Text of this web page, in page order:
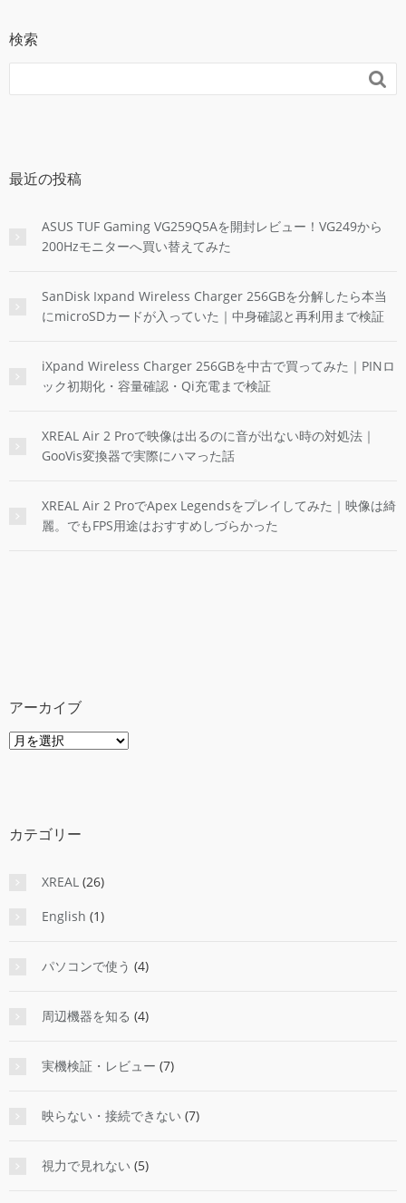
検索

最近の投稿
ASUS TUF Gaming VG259Q5Aを開封レビュー！VG249から
200Hzモニターへ買い替えてみた
SanDisk Ixpand Wireless Charger 256GBを分解したら本当
にmicroSDカードが入っていた｜中身確認と再利用まで検証
iXpand Wireless Charger 256GBを中古で買ってみた｜PINロ
ック初期化・容量確認・Qi充電まで検証
XREAL Air 2 Proで映像は出るのに音が出ない時の対処法｜
GooVis変換器で実際にハマった話
XREAL Air 2 ProでApex Legendsをプレイしてみた｜映像は綺
麗。でもFPS用途はおすすめしづらかった
アーカイブ
ア
カテゴリー
XREAL (26)
English (1)
パソコンで使う (4)
周辺機器を知る (4)
実機検証・レビュー (7)
映らない・接続できない (7)
視力で見れない (5)